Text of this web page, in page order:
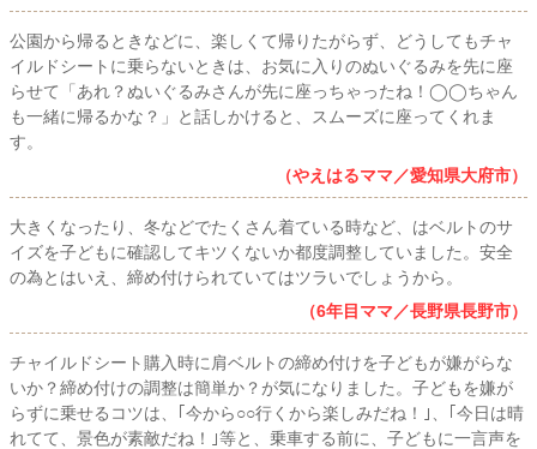
公園から帰るときなどに、楽しくて帰りたがらず、どうしてもチャ
イルドシートに乗らないときは、お気に入りのぬいぐるみを先に座
らせて「あれ？ぬいぐるみさんが先に座っちゃったね！◯◯ちゃん
も一緒に帰るかな？」と話しかけると、スムーズに座ってくれま
す。
（やえはるママ／愛知県大府市）
大きくなったり、冬などでたくさん着ている時など、はベルトのサ
イズを子どもに確認してキツくないか都度調整していました。安全
の為とはいえ、締め付けられていてはツラいでしょうから。
（6年目ママ／長野県長野市）
チャイルドシート購入時に肩ベルトの締め付けを子どもが嫌がらな
いか？締め付けの調整は簡単か？が気になりました。子どもを嫌が
らずに乗せるコツは、｢今から○○行くから楽しみだね！｣、｢今日は晴
れてて、景色が素敵だね！｣等と、乗車する前に、子どもに一言声を